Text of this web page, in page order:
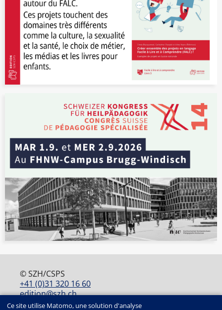
© SZH/CSPS
+41 (0)31 320 16 60
edition@szh.ch
ISSN : 2813-4915
Ce site utilise Matomo, une solution d'analyse